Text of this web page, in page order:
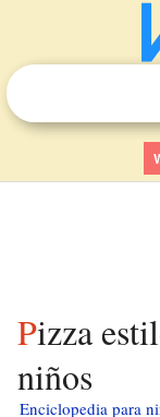
Pizza estilo Nueva York para
niños
Enciclopedia para